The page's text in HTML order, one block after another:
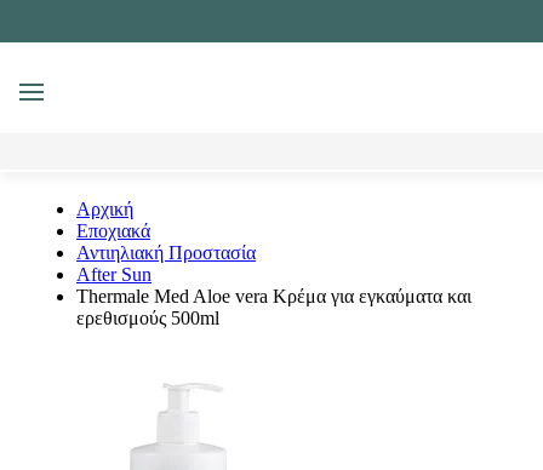
MENU
Αρχική
Εποχιακά
Αντιηλιακή Προστασία
After Sun
Thermale Med Aloe vera Κρέμα για εγκαύματα και
ερεθισμούς 500ml